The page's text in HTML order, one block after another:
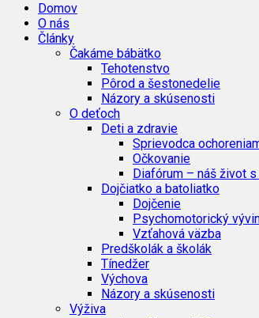
Domov
O nás
Články
Čakáme bábätko
Tehotenstvo
Pôrod a šestonedelie
Názory a skúsenosti
O deťoch
Deti a zdravie
Sprievodca
Očkovanie
Diafórum – náš život
Dojčiatko a batoliatko
Dojčenie
Psychomotorický
Vzťahová väzba
Predškolák a školák
Tínedžer
Výchova
Názory a skúsenosti
Výživa